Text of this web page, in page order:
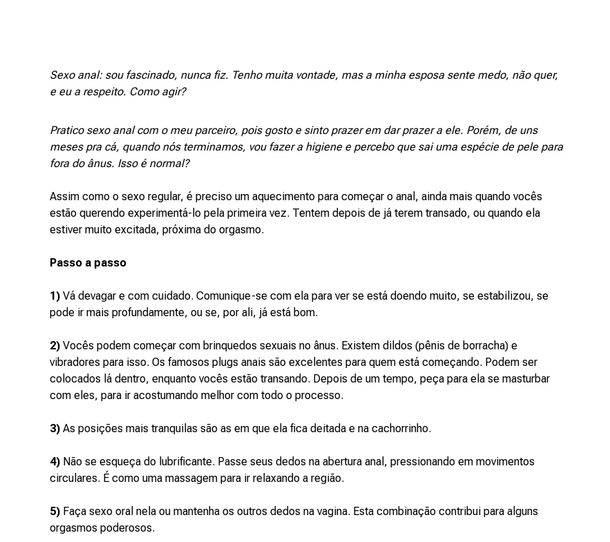
Sexo anal: sou fascinado, nunca fiz. Tenho muita vontade, mas a minha esposa sente medo, não quer,
e eu a respeito. Como agir?
Pratico sexo anal com o meu parceiro, pois gosto e sinto prazer em dar prazer a ele. Porém, de uns
meses pra cá, quando nós terminamos, vou fazer a higiene e percebo que sai uma espécie de pele para
fora do ânus. Isso é normal?
Assim como o sexo regular, é preciso um aquecimento para começar o anal, ainda mais quando vocês
estão querendo experimentá-lo pela primeira vez. Tentem depois de já terem transado, ou quando ela
estiver muito excitada, próxima do orgasmo.
Passo a passo
1) Vá devagar e com cuidado. Comunique-se com ela para ver se está doendo muito, se estabilizou, se
pode ir mais profundamente, ou se, por ali, já está bom.
2) Vocês podem começar com brinquedos sexuais no ânus. Existem dildos (pênis de borracha) e
vibradores para isso. Os famosos plugs anais são excelentes para quem está começando. Podem ser
colocados lá dentro, enquanto vocês estão transando. Depois de um tempo, peça para ela se masturbar
com eles, para ir acostumando melhor com todo o processo.
3) As posições mais tranquilas são as em que ela fica deitada e na cachorrinho.
4) Não se esqueça do lubrificante. Passe seus dedos na abertura anal, pressionando em movimentos
circulares. É como uma massagem para ir relaxando a região.
5) Faça sexo oral nela ou mantenha os outros dedos na vagina. Esta combinação contribui para alguns
orgasmos poderosos.